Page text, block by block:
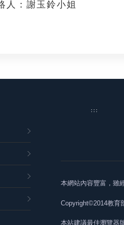
人：謝玉鈴小姐
:::
本網站內容豐富，雖
Copyright©2014教育
本站建議最佳瀏覽器